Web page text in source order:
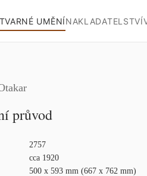
UMĚNÍNAKLADATELSTVÍ
průvod
2757
cca 1920
500 x 593 mm (667 x 762 mm)